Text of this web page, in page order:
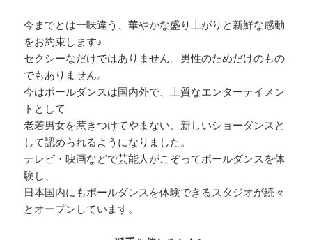
今までとは一味違う、華やかな盛り上がりと新鮮な感動
をお約束します♪
セクシーなだけではありません。男性のためだけのもの
でもありません。
今はポールダンスは国内外で、上質なエンターテイメン
トとして
老若男女を惹きつけてやまない、新しいショーダンスと
して認められるようになりました。
テレビ・映画などで芸能人がこぞってポールダンスを体
験し、
日本国内にもポールダンスを体験できるスタジオが続々
とオープンしています。